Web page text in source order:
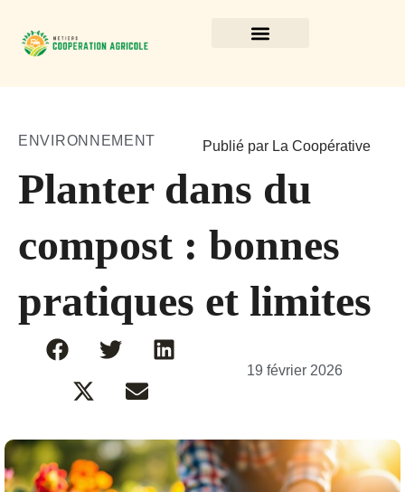
ENVIRONNEMENT Publié par La Coopérative
Planter dans du
compost : bonnes
pratiques et limites
19 février 2026